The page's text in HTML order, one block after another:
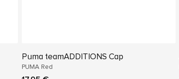
Puma teamADDITIONS Cap
PUMA Red